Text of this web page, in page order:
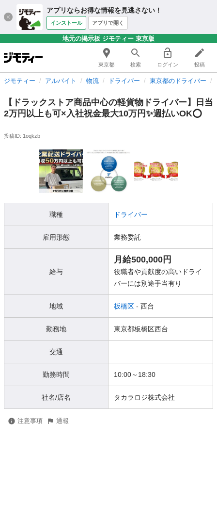
アプリならお得な情報を見逃さない！
インストール アプリで開く
地元の掲示板 ジモティー 東京版
東京都 検索 ログイン 投稿
ジモティー アルバイト 物流 ドライバー 東京都のドライバー
【ドラックストア商品中心の軽貨物ドライバー】日当
2万円以上も可×入社祝金最大10万円✨週払いOK⭕️
投稿ID: 1oqkzb
職種 ドライバー
雇用形態 業務委託
給与
月給500,000円
役職者や貢献度の高いドライ
バーには別途手当有り
地域 板橋区 - 西台
勤務地 東京都板橋区西台
交通
勤務時間 10:00～18:30
社名/店名 タカラロジ株式会社
注意事項 通報